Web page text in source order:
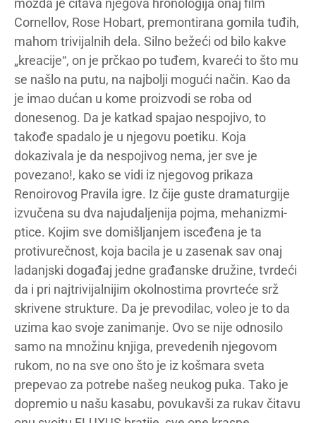
možda je čitava njegova hronologija onaj film
Cornellov, Rose Hobart, premontirana gomila tuđih,
mahom trivijalnih dela. Silno bežeći od bilo kakve
„kreacije“, on je prčkao po tuđem, kvareći to što mu
se našlo na putu, na najbolji mogući način. Kao da
je imao dućan u kome proizvodi se roba od
donesenog. Da je katkad spajao nespojivo, to
takođe spadalo je u njegovu poetiku. Koja
dokazivala je da nespojivog nema, jer sve je
povezano!, kako se vidi iz njegovog prikaza
Renoirovog Pravila igre. Iz čije guste dramaturgije
izvučena su dva najudaljenija pojma, mehanizmi-
ptice. Kojim sve domišljanjem isceđena je ta
protivurečnost, koja bacila je u zasenak sav onaj
ladanjski događaj jedne građanske družine, tvrdeći
da i pri najtrivijalnijim okolnostima provrteće srž
skrivene strukture. Da je prevodilac, voleo je to da
uzima kao svoje zanimanje. Ovo se nije odnosilo
samo na množinu knjiga, prevedenih njegovom
rukom, no na sve ono što je iz košmara sveta
prepevao za potrebe našeg neukog puka. Tako je
dopremio u našu kasabu, povukavši za rukav čitavu